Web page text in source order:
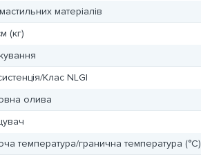
матеріалів
(кг)
Клас NLGI
олива
температура/гранична температура (°C)